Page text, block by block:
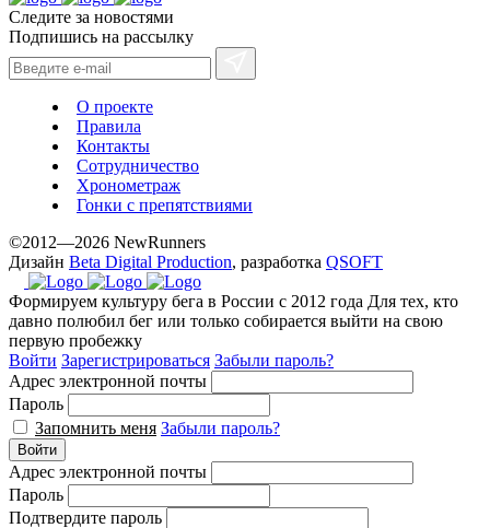
Следите за новостями
Подпишись на рассылку
О проекте
Правила
Контакты
Сотрудничество
Хронометраж
Гонки с препятствиями
©2012—2026 NewRunners
Дизайн Beta Digital Production, разработка QSOFT
Формируем культуру бега в России с 2012 года Для тех, кто
давно полюбил бег или только собирается выйти на свою
первую пробежку
Войти Зарегистрироваться Забыли пароль?
Адрес электронной почты
Пароль
Запомнить меня Забыли пароль?
Войти
Адрес электронной почты
Пароль
Подтвердите пароль